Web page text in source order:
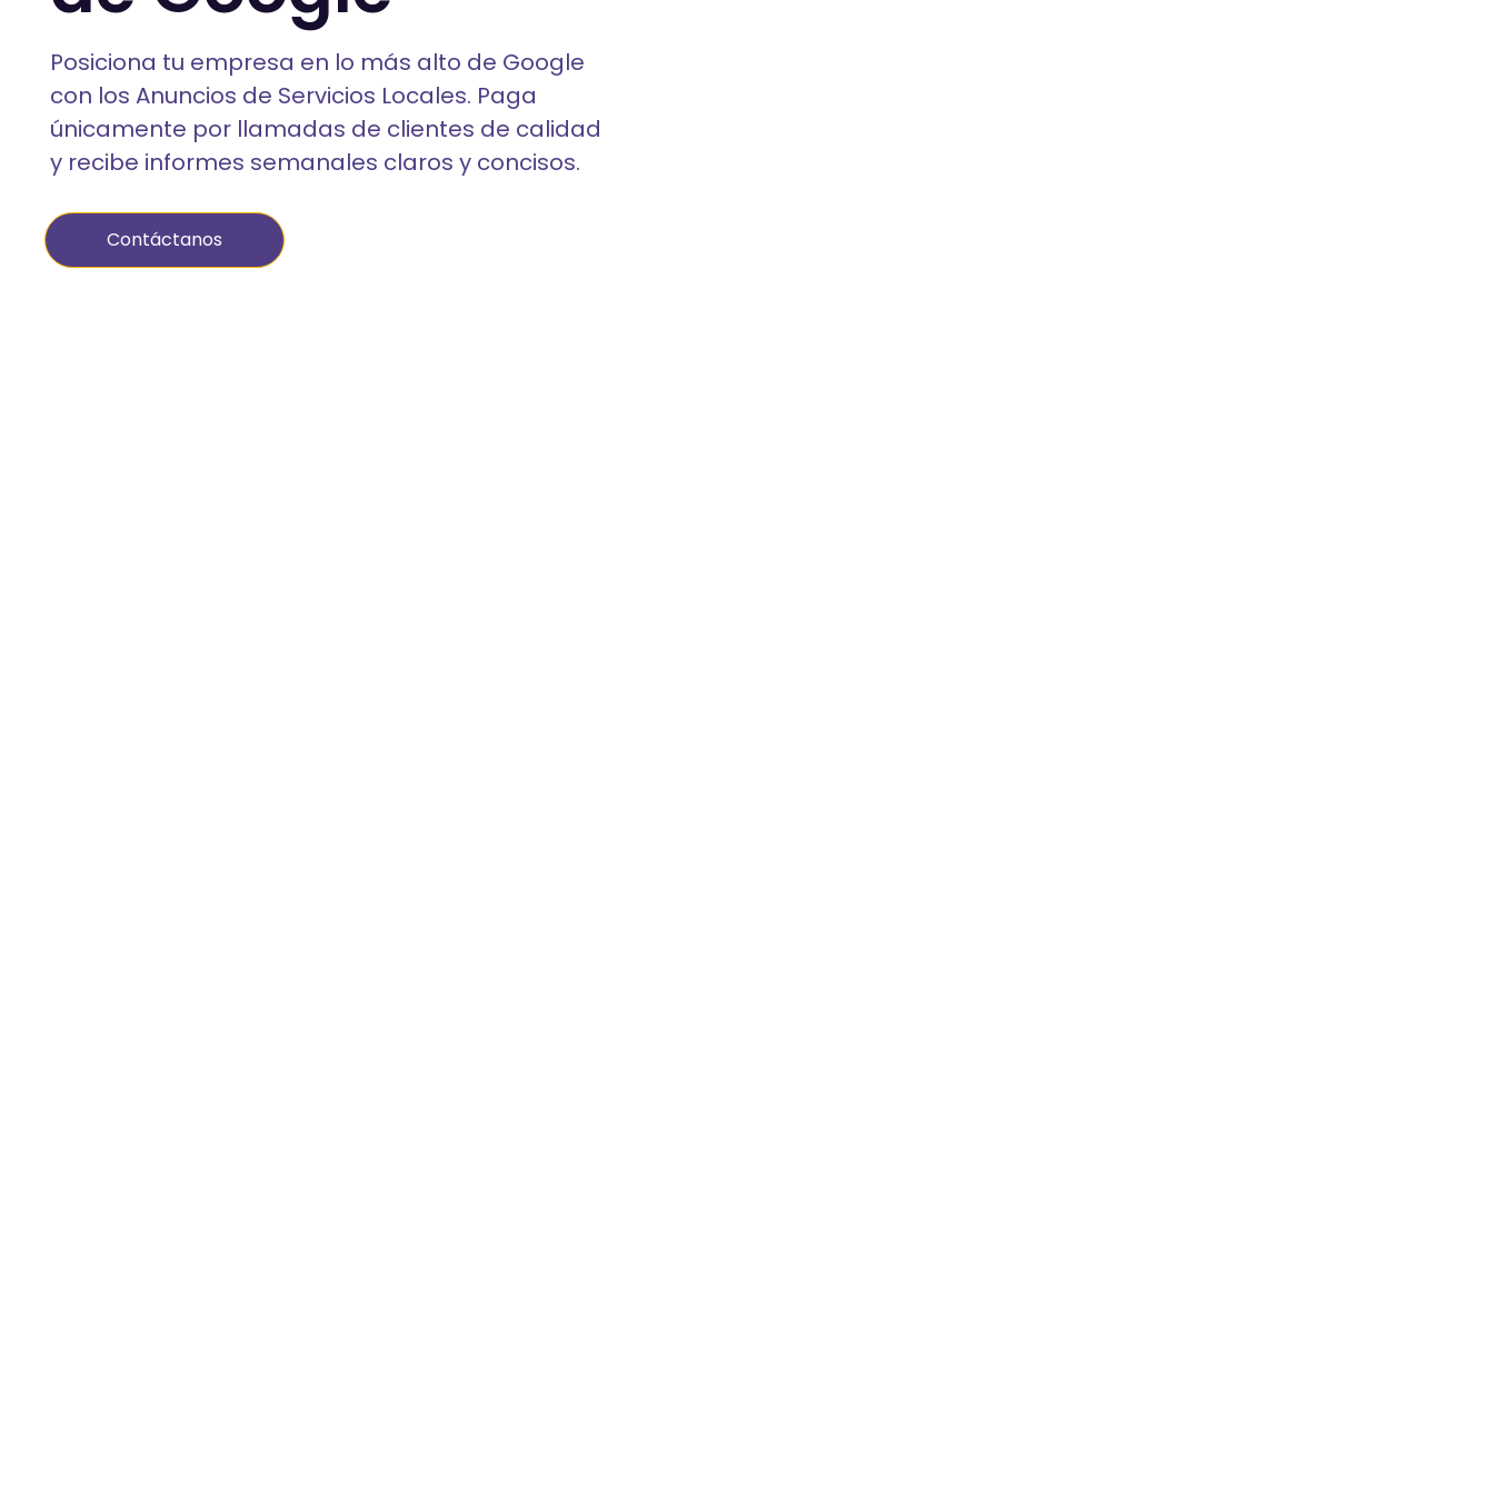
Posiciona tu empresa en lo más alto de Google
con los Anuncios de Servicios Locales. Paga
únicamente por llamadas de clientes de calidad
y recibe informes semanales claros y concisos.
Contáctanos